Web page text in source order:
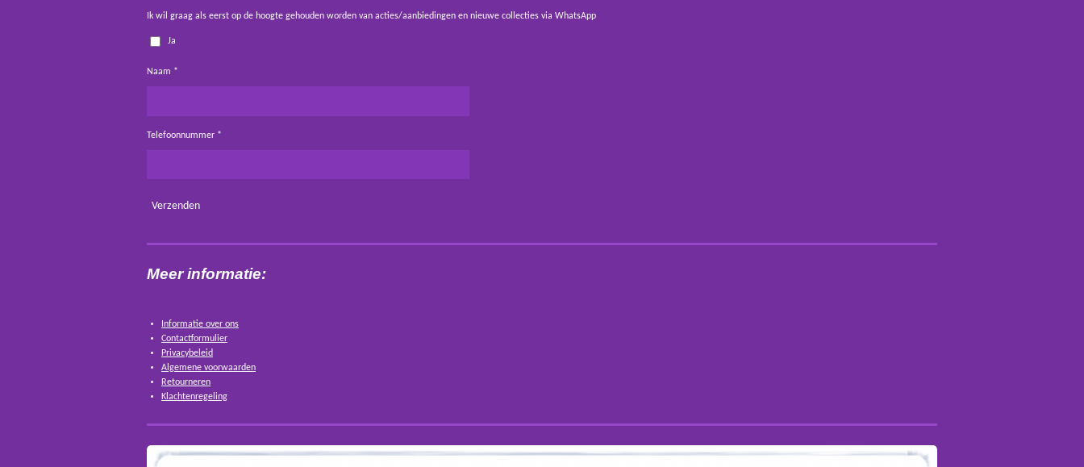
Ik wil graag als eerst op de hoogte gehouden worden van acties/aanbiedingen en nieuwe collecties via WhatsApp
Ja
Naam *
Telefoonnummer *
Verzenden
Meer informatie:
Informatie over ons
Contactformulier
Privacybeleid
Algemene voorwaarden
Retourneren
Klachtenregeling